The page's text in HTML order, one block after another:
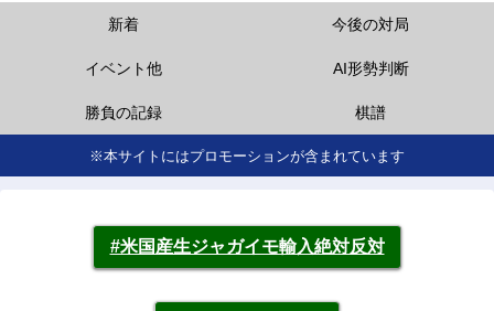
新着 今後の対局
イベント他 AI形勢判断
勝負の記録 棋譜
※本サイトにはプロモーションが含まれています
#米国産生ジャガイモ輸入絶対反対